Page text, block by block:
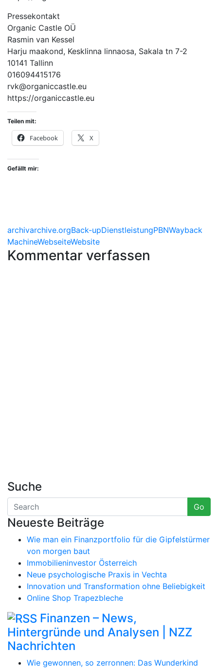
Pressekontakt
Organic Castle OÜ
Rasmin van Kessel
Harju maakond, Kesklinna linnaosa, Sakala tn 7-2
10141 Tallinn
016094415176
rvk@organiccastle.eu
https://organiccastle.eu
Teilen mit:
Facebook X
Gefällt mir:
archivarchive.orgBack-upDienstleistungPBNWayback
MachineWebseiteWebsite
Kommentar verfassen
Suche
Go
Neueste Beiträge
Wie man ein Finanzportfolio für die Gipfelstürmer
von morgen baut
Immobilieninvestor Österreich
Neue psychologische Praxis in Vechta
Innovation und Transformation ohne Beliebigkeit
Online Shop Trapezbleche
Finanzen – News,
Hintergründe und Analysen | NZZ
Nachrichten
Wie gewonnen, so zerronnen: Das Wunderkind